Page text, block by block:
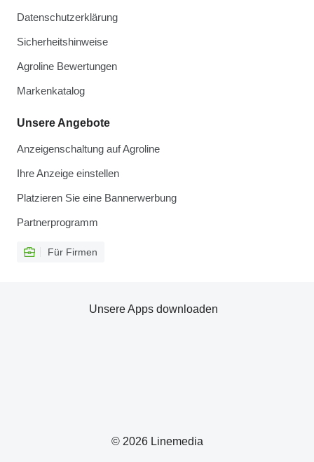
Datenschutzerklärung
Sicherheitshinweise
Agroline Bewertungen
Markenkatalog
Unsere Angebote
Anzeigenschaltung auf Agroline
Ihre Anzeige einstellen
Platzieren Sie eine Bannerwerbung
Partnerprogramm
Für Firmen
© 2026 Linemedia
Unsere Apps downloaden